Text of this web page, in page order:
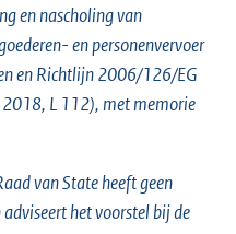
en nascholing van
en personenvervoer
en Richtlijn 2006/126/EG
L 112), met memorie
van State heeft geen
het voorstel bij de